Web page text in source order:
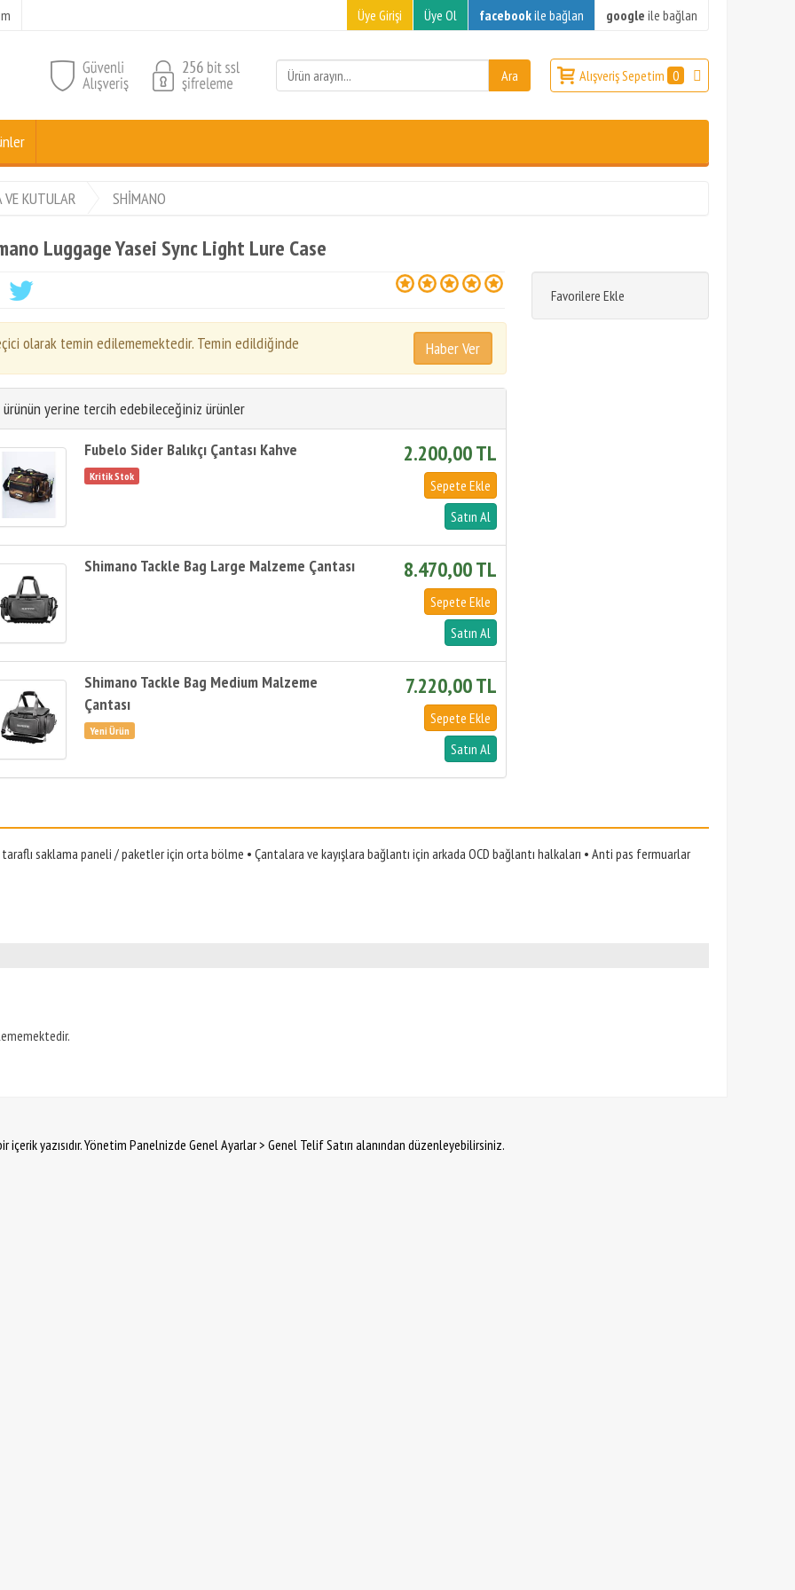
Üye Girişi Üye Ol facebookile bağlan google ile bağlan
Alışveriş Sepetim 0
VE KUTULAR SHİMANO
Luggage Yasei Sync Light Lure Case
Favorilere Ekle
olarak temin edilememektedir. Temin edildiğinde
ürünün yerine tercih edebileceğiniz ürünler
Fubelo Sider Balıkçı Çantası Kahve
2.200,00 TL
Shimano Tackle Bag Large Malzeme Çantası 8.470,00 TL
Shimano Tackle Bag Medium Malzeme
Çantası
7.220,00 TL
saklama paneli / paketler için orta bölme • Çantalara ve kayışlara bağlantı için arkada OCD bağlantı halkaları • Anti pas fermuarlar
içerik yazısıdır. Yönetim Panelnizde Genel Ayarlar > Genel Telif Satırı alanından düzenleyebilirsiniz.